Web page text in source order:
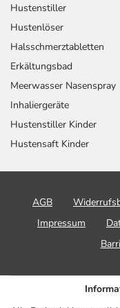
Hustenstiller
Hustenlöser
Halsschmerztabletten
Erkältungsbad
Meerwasser Nasenspray
Inhaliergeräte
Hustenstiller Kinder
Hustensaft Kinder
AGB
Impressum